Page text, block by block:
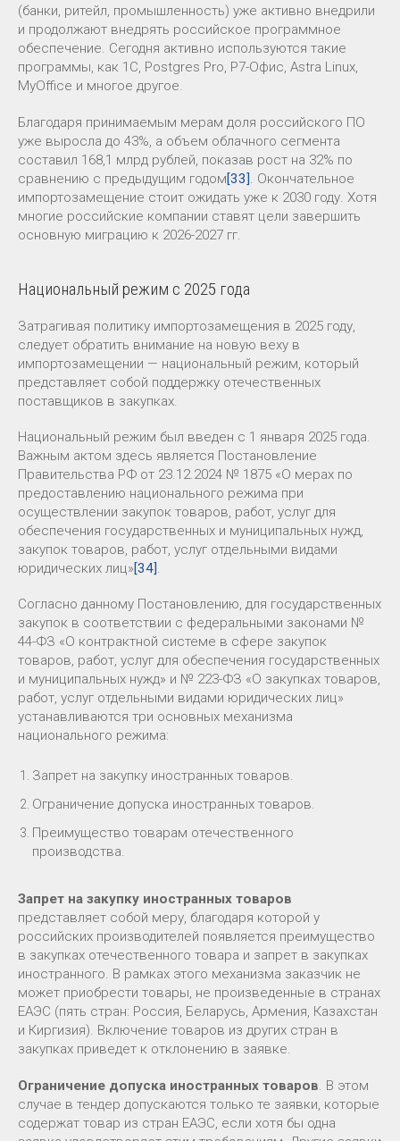
(банки, ритейл, промышленность) уже активно внедрили
и продолжают внедрять российское программное
обеспечение. Сегодня активно используются такие
программы, как 1С, Postgres Pro, Р7-Офис, Astra Linux,
MyOffice и многое другое.
Благодаря принимаемым мерам доля российского ПО
уже выросла до 43%, а объем облачного сегмента
составил 168,1 млрд рублей, показав рост на 32% по
сравнению с предыдущим годом[33]
. Окончательное
импортозамещение стоит ожидать уже к 2030 году. Хотя
многие российские компании ставят цели завершить
основную миграцию к 2026-2027 гг.
Национальный режим с 2025 года
Затрагивая политику импортозамещения в 2025 году,
следует обратить внимание на новую веху в
импортозамещении — национальный режим, который
представляет собой поддержку отечественных
поставщиков в закупках.
Национальный режим был введен с 1 января 2025 года.
Важным актом здесь является Постановление
Правительства РФ от 23.12.2024 № 1875 «О мерах по
предоставлению национального режима при
осуществлении закупок товаров, работ, услуг для
обеспечения государственных и муниципальных нужд,
закупок товаров, работ, услуг отдельными видами
юридических лиц»[34].
Согласно данному Постановлению, для государственных
закупок в соответствии с федеральными законами №
44-ФЗ «О контрактной системе в сфере закупок
товаров, работ, услуг для обеспечения государственных
и муниципальных нужд» и № 223-ФЗ «О закупках товаров,
работ, услуг отдельными видами юридических лиц»
устанавливаются три основных механизма
национального режима:
Запрет на закупку иностранных товаров.
Ограничение допуска иностранных товаров.
Преимущество товарам отечественного
производства.
Запрет на закупку иностранных товаров
представляет собой меру, благодаря которой у
российских производителей появляется преимущество
в закупках отечественного товара и запрет в закупках
иностранного. В рамках этого механизма заказчик не
может приобрести товары, не произведенные в странах
ЕАЭС (пять стран: Россия, Беларусь, Армения, Казахстан
и Киргизия). Включение товаров из других стран в
закупках приведет к отклонению в заявке.
Ограничение допуска иностранных товаров . В этом
случае в тендер допускаются только те заявки, которые
содержат товар из стран ЕАЭС, если хотя бы одна